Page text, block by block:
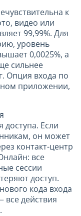
к
видео или
99,99%. Для
уровень
0,0025%, а
сильнее
Опция входа по
приложении,
доступа. Если
он может
контакт-центр
все
сессии
доступ.
кода входа
действия